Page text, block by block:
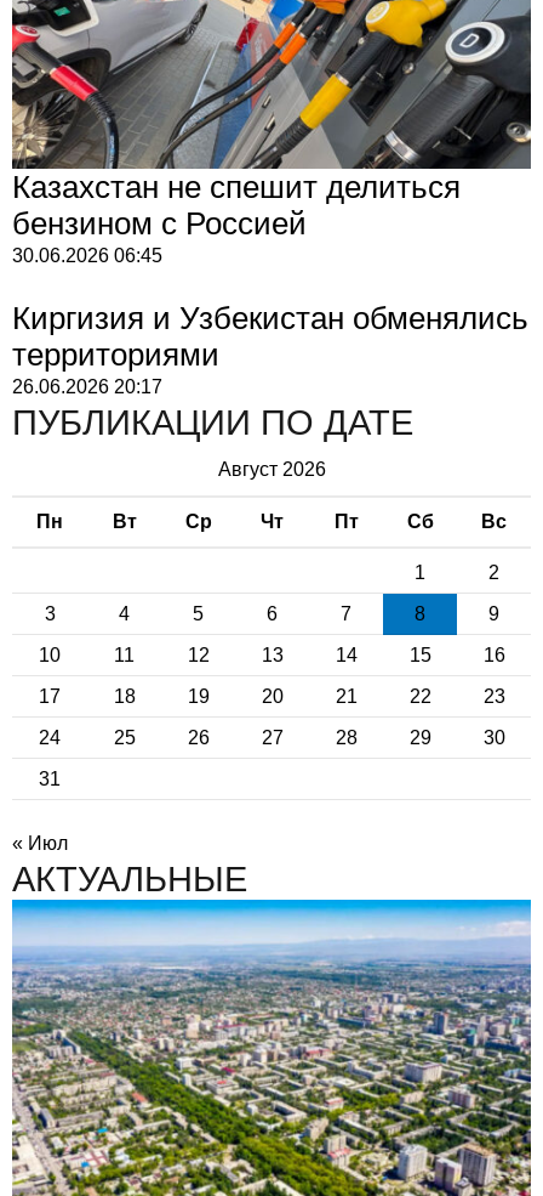
Казахстан не спешит делиться
бензином с Россией
30.06.2026 06:45
Киргизия и Узбекистан обменялись
территориями
26.06.2026 20:17
ПУБЛИКАЦИИ ПО ДАТЕ
Август 2026
Пн Вт Ср Чт Пт Сб Вс
1
2
3
4 5 6 7 8
9
10
11 12 13 14 15
16
17
18 19 20 21 22
23
24
25 26 27 28 29
30
31
« Июл
АКТУАЛЬНЫЕ